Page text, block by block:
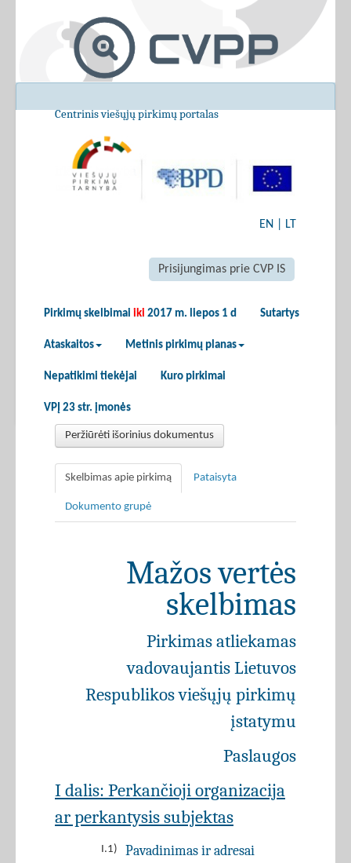
Centrinis viešųjų pirkimų portalas
EN LT
Prisijungimas prie CVP IS
Pirkimų skelbimai iki 2017 m. liepos 1 d Sutartys
Ataskaitos Metinis pirkimų planas
Nepatikimi tiekėjai Kuro pirkimai
VPĮ 23 str. įmonės
Peržiūrėti išorinius dokumentus
Skelbimas apie pirkimą Pataisyta
Dokumento grupė
Mažos vertės
skelbimas
Pirkimas atliekamas
vadovaujantis Lietuvos
Respublikos viešųjų pirkimų
įstatymu
Paslaugos
I dalis: Perkančioji organizacija
ar perkantysis subjektas
I.1) Pavadinimas ir adresai